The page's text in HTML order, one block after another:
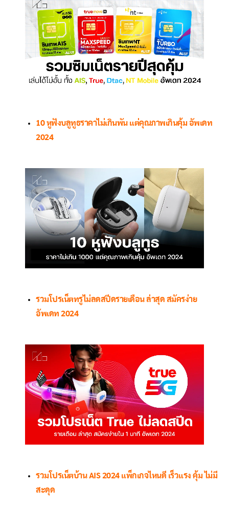
10 หูฟังบลูทูธราคาไม่เกินพัน แต่คุณภาพเกินคุ้ม อัพเดท
2024
รวมโปรเน็ตทรูไม่ลดสปีดรายเดือน ล่าสุด สมัครง่าย
อัพเดท 2024
รวมโปรเน็ตบ้าน AIS 2024 แพ็กเกจไหนดี เร็วแรง คุ้ม ไม่มี
สะดุด